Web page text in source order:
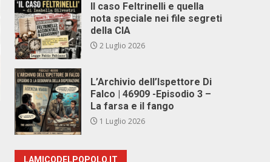
Il caso Feltrinelli e quella
nota speciale nei file segreti
della CIA
2 Luglio 2026
L’Archivio dell’Ispettore Di
Falco | 46909 -Episodio 3 –
La farsa e il fango
1 Luglio 2026
LAMICODELPOPOLO.IT